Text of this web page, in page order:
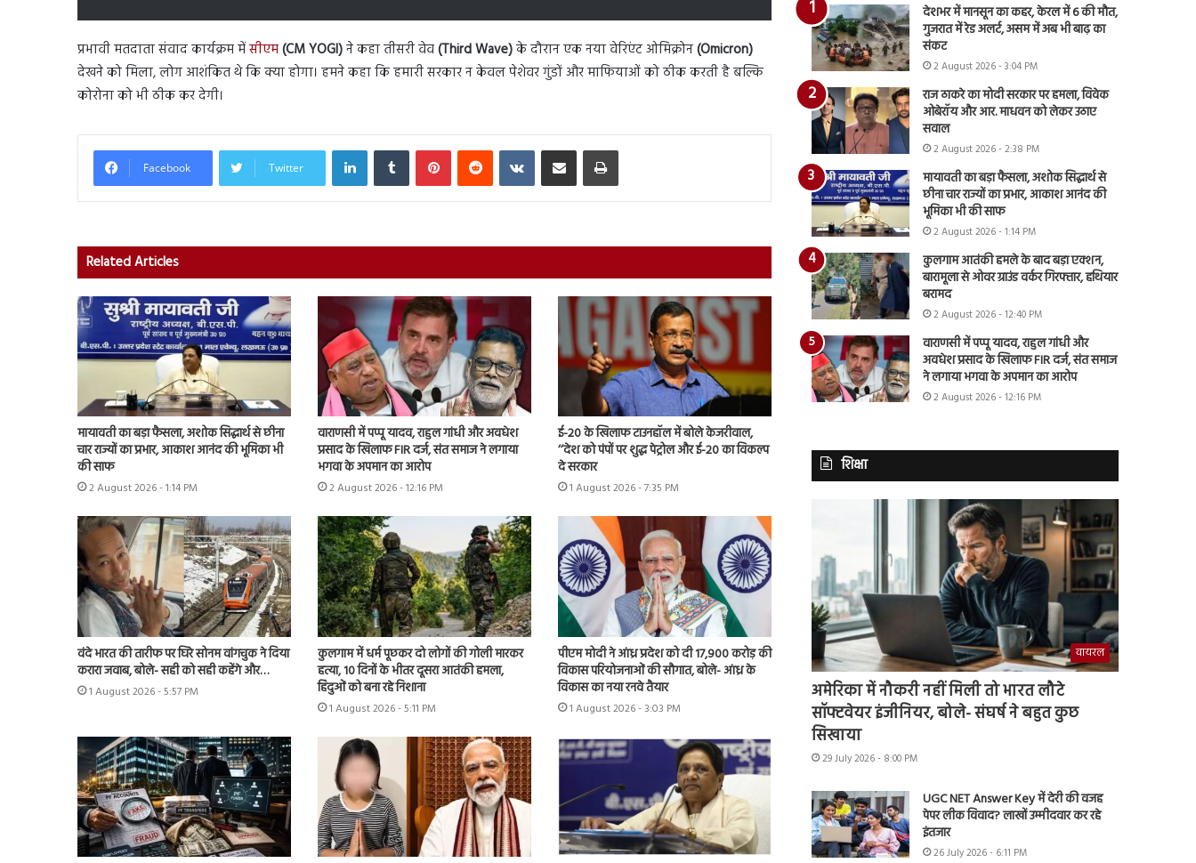
प्रभावी मतदाता संवाद कार्यक्रम मेंसीएम(CM YOGI)ने कहा तीसरी वेव(Third Wave)के दौरान एक नया वेरिएंट ओमिक्रोन(Omicron)
देखने को मिला, लोग आशंकित थे कि क्या होगा। हमने कहा कि हमारी सरकार न केवल पेशेवर गुंडों और माफियाओं को ठीक करती है बल्कि
कोरोना को भी ठीक कर देगी।
Facebook Twitter
LinkedInTumblr PinterestReddit VKontakteShare via Email Print
Related Articles
मायावती का बड़ा फैसला, अशोक सिद्धार्थ से छीना
चार राज्यों का प्रभार, आकाश आनंद की भूमिका भी
की साफ
2 August 2026 - 1:14 PM
वाराणसी में पप्पू यादव, राहुल गांधी और अवधेश
प्रसाद के खिलाफ FIR दर्ज, संत समाज ने लगाया
भगवा के अपमान का आरोप
2 August 2026 - 12:16 PM
ई-20 के खिलाफ टाउनहॉल में बोले केजरीवाल,
‘‘देश को पंपों पर शुद्ध पेट्रोल और ई-20 का विकल्प
दे सरकार
1 August 2026 - 7:35 PM
वंदे भारत की तारीफ पर घिरे सोनम वांगचुक ने दिया
करारा जवाब, बोले- सही को सही कहेंगे और…
1 August 2026 - 5:57 PM
कुलगाम में धर्म पूछकर दो लोगों की गोली मारकर
हत्या, 10 दिनों के भीतर दूसरा आतंकी हमला,
हिंदुओं को बना रहे निशाना
1 August 2026 - 5:11 PM
पीएम मोदी ने आंध्र प्रदेश को दी 17,900 करोड़ की
विकास परियोजनाओं की सौगात, बोले- आंध्र के
विकास का नया रनवे तैयार
1 August 2026 - 3:03 PM
देशभर में मानसून का कहर, केरल में 6 की मौत,
गुजरात में रेड अलर्ट, असम में अब भी बाढ़ का
संकट
2 August 2026 - 3:04 PM
राज ठाकरे का मोदी सरकार पर हमला, विवेक
ओबेरॉय और आर. माधवन को लेकर उठाए
सवाल
2 August 2026 - 2:38 PM
मायावती का बड़ा फैसला, अशोक सिद्धार्थ से
छीना चार राज्यों का प्रभार, आकाश आनंद की
भूमिका भी की साफ
2 August 2026 - 1:14 PM
कुलगाम आतंकी हमले के बाद बड़ा एक्शन,
बारामूला से ओवर ग्राउंड वर्कर गिरफ्तार, हथियार
बरामद
2 August 2026 - 12:40 PM
वाराणसी में पप्पू यादव, राहुल गांधी और
अवधेश प्रसाद के खिलाफ FIR दर्ज, संत समाज
ने लगाया भगवा के अपमान का आरोप
2 August 2026 - 12:16 PM
शिक्षा
वायरल
अमेरिका में नौकरी नहीं मिली तो भारत लौटे
सॉफ्टवेयर इंजीनियर, बोले- संघर्ष ने बहुत कुछ
सिखाया
29 July 2026 - 8:00 PM
UGC NET Answer Key में देरी की वजह
पेपर लीक विवाद? लाखों उम्मीदवार कर रहे
इंतजार
26 July 2026 - 6:11 PM